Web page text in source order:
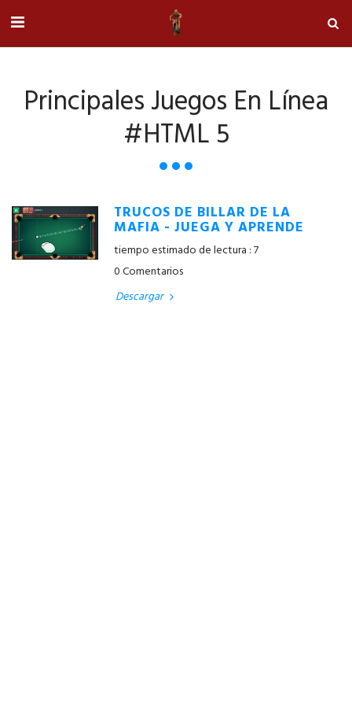
Principales Juegos En Línea
#HTML 5
TRUCOS DE BILLAR DE LA
MAFIA - JUEGA Y APRENDE
tiempo estimado de lectura : 7
0 Comentarios
Descargar